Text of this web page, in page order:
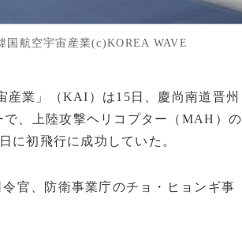
国航空宇宙産業(c)KOREA WAVE
産業」（KAI）は15日、慶尚南道晋州
で、上陸攻撃ヘリコプター（MAH）の
に初飛行に成功していた。
官、防衛事業庁のチョ・ヒョンギ事